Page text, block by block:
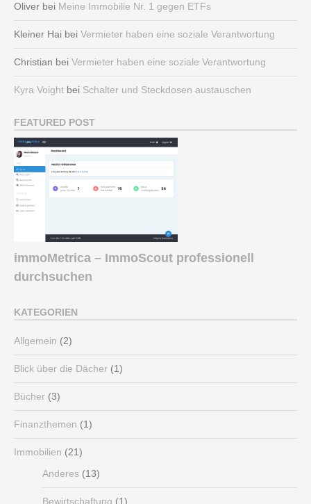
Oliver bei Meine Immobilie Nr. 1 gegen ETFs
Kleiner Hai bei Vermieter haben eine soziale Verantwortung
Christian bei Vermieter haben eine soziale Verantwortung
Kyra Voight bei Schalter und Steckdosen austauschen
FEATURED POST
immoMetrica – ImmoScout professionell
durchsuchen
KATEGORIEN
Allgemein (2)
Blick über die Dächer (1)
Bücher (3)
Finanzthemen (1)
Immobilien (21)
Anderes (13)
Bewirtschaftung (1)